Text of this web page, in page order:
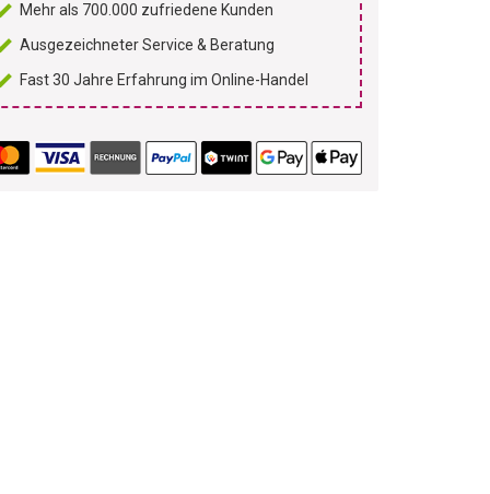
Mehr als 700.000 zufriedene Kunden
Ausgezeichneter Service & Beratung
Fast 30 Jahre Erfahrung im Online-Handel